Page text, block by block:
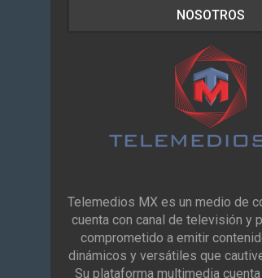
NOSOTROS
Telemedios MX es un medio de
cuenta con canal de televisión y
comprometido a emitir
dinámicos y versátiles que
Su plataforma multimedia